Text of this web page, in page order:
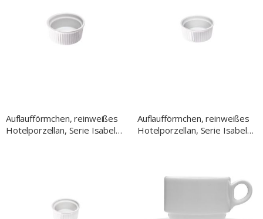
Auflaufförmchen, reinweißes
Hotelporzellan, Serie Isabell,
Auflaufförmchen, reinweißes
Hotelporzellan, Serie Isabell,